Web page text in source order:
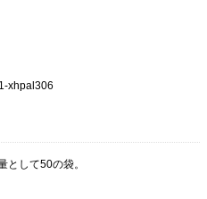
xhpal306
として50の袋。